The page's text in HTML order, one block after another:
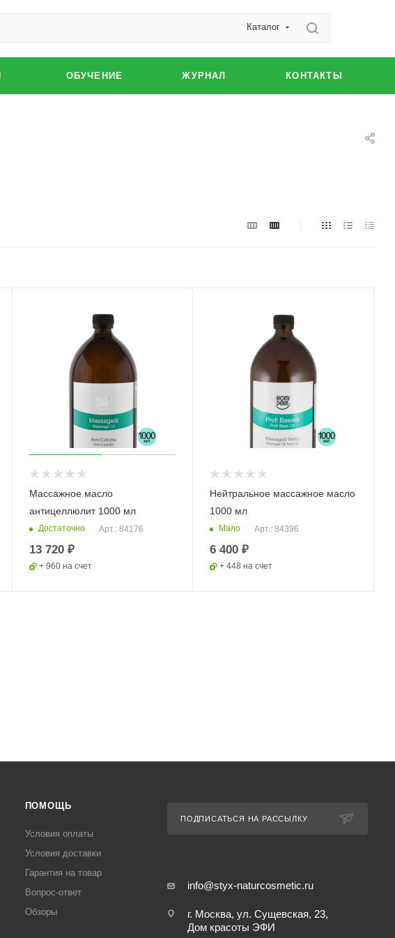
Каталог
ОБУЧЕНИЕ ЖУРНАЛ КОНТАКТЫ
Массажное масло
антицеллюлит 1000 мл
Достаточно Арт.: 84176
13 720 ₽
+ 960 на счет
Нейтральное массажное масло
1000 мл
Мало Арт.: 84396
6 400 ₽
+ 448 на счет
ПОМОЩЬ
Условия оплаты
Условия доставки
Гарантия на товар
Вопрос-ответ
Обзоры
ПОДПИСАТЬСЯ НА РАССЫЛКУ
info@styx-naturcosmetic.ru
г. Москва, ул. Сущевская, 23,
Дом красоты ЭФИ